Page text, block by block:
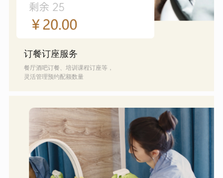
订餐订座服务
餐厅酒吧订餐、培训课程订座等，
灵活管理预约配额数量